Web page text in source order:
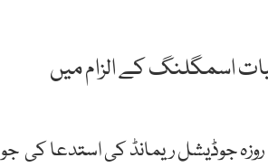
اسمگلنگ کے الزام میں
اے این ایف نے سابق وزیرقانون کو لاہور کی مقامی عدالت میں پیش کیا اور14 روزہ جوڈیشل ریمانڈ کی استدعا کی جو